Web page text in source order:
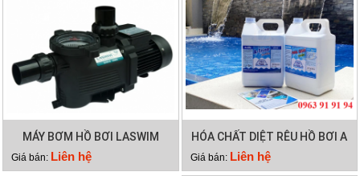
MÁY BƠM HỒ BƠI LASWIM
WL-KP756
Giá bán: Liên hệ
HÓA CHẤT DIỆT RÊU HỒ BƠI A
TRINE
Giá bán: Liên hệ